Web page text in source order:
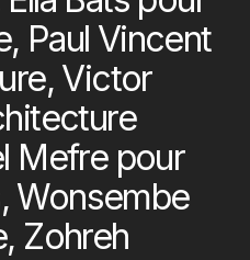
Paul Vincent
Victor
Mefre pour
Wonsembe
Zohreh